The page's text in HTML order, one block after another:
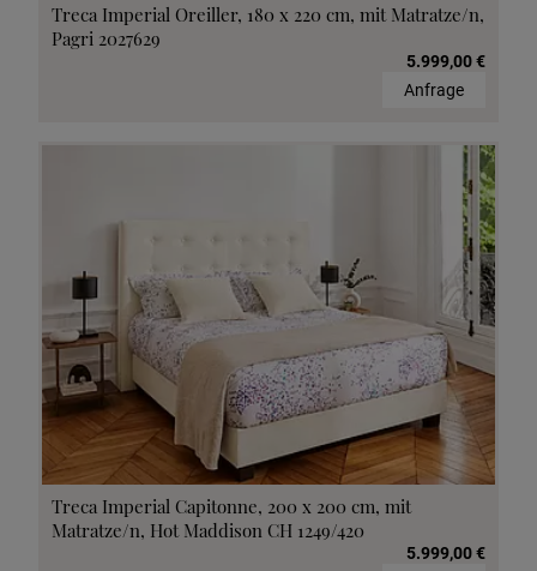
Treca Imperial Oreiller, 180 x 220 cm, mit Matratze/n,
Pagri 2027629
5.999,00 €
Anfrage
Treca Imperial Capitonne, 200 x 200 cm, mit
Matratze/n, Hot Maddison CH 1249/420
5.999,00 €